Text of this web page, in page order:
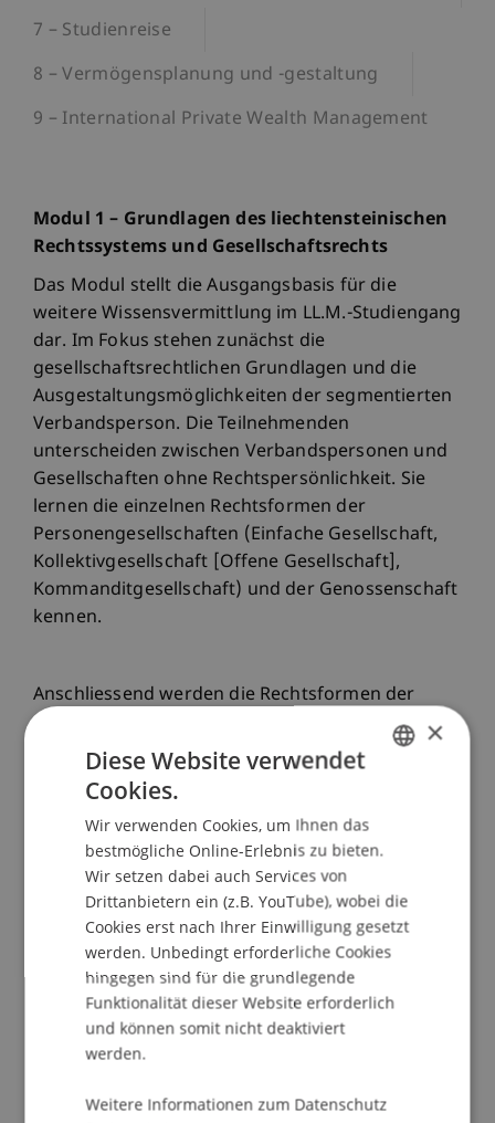
7 – Studienreise
8 – Vermögensplanung und -gestaltung
9 – International Private Wealth Management
Modul 1 – Grundlagen des liechtensteinischen
Rechtssystems und Gesellschaftsrechts
Das Modul stellt die Ausgangsbasis für die
weitere Wissensvermittlung im LL.M.-Studiengang
dar. Im Fokus stehen zunächst die
gesellschaftsrechtlichen Grundlagen und die
Ausgestaltungsmöglichkeiten der segmentierten
Verbandsperson. Die Teilnehmenden
unterscheiden zwischen Verbandspersonen und
Gesellschaften ohne Rechtspersönlichkeit. Sie
lernen die einzelnen Rechtsformen der
Personengesellschaften (Einfache Gesellschaft,
Kollektivgesellschaft [Offene Gesellschaft],
Kommanditgesellschaft) und der Genossenschaft
kennen.
Anschliessend werden die Rechtsformen der
gängigen Kapitalgesellschaften (GmbH und
Aktiengesellschaft) ausführlich dargestellt. Vor-
und Nachteile dieser Gesellschaftsformen stehen
– jeweils im Vergleich mit den umliegenden
Rechtsordnungen – ebenso auf dem Lehrplan.
Anhand von Fällen wird das Gelernte vertieft und
in die praktische Arbeit integriert.
Zum Abschluss erfolgt eine europarechtliche
Einführung in die Rechtsform der Societas
Europaea und des Europäischen
Wirtschaftsraumes sowie seiner Bedeutung für
Berücksichtigung der europäischen
×
Diese Website verwendet
Cookies.
Wir verwenden Cookies, um Ihnen das
bestmögliche Online-Erlebnis zu bieten.
Wir setzen dabei auch Services von
Drittanbietern ein (z.B. YouTube), wobei die
Cookies erst nach Ihrer Einwilligung gesetzt
werden. Unbedingt erforderliche Cookies
hingegen sind für die grundlegende
Funktionalität dieser Website erforderlich
und können somit nicht deaktiviert
werden.
Weitere Informationen zum Datenschutz